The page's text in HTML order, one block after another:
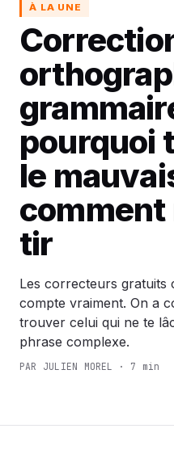
À LA UNE
pourquoi
le
tir
Les correcteurs gratuits
compte vraiment. On a
trouver celui qui ne te
phrase complexe.
PAR JULIEN MOREL · 7 min